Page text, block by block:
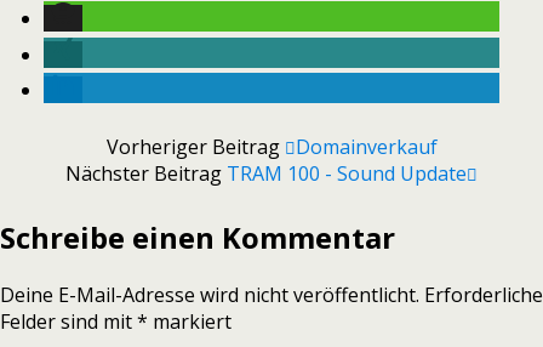
Vorheriger Beitrag
Domainverkauf
Nächster Beitrag TRAM 100 - Sound Update
Schreibe einen Kommentar
Deine E-Mail-Adresse wird nicht veröffentlicht. Erforderliche
Felder sind mit* markiert